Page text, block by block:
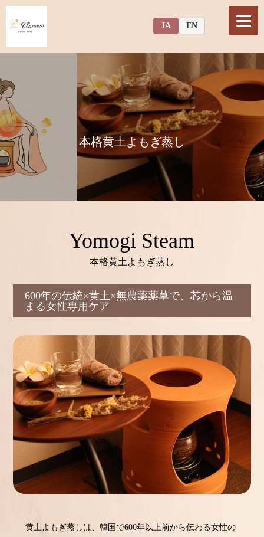
JA EN
本格黄土よもぎ蒸し
Yomogi Steam
本格黄土よもぎ蒸し
600年の伝統×黄土×無農薬薬草で、芯から温
まる女性専用ケア
黄土よもぎ蒸しは、韓国で600年以上前から伝わる女性の